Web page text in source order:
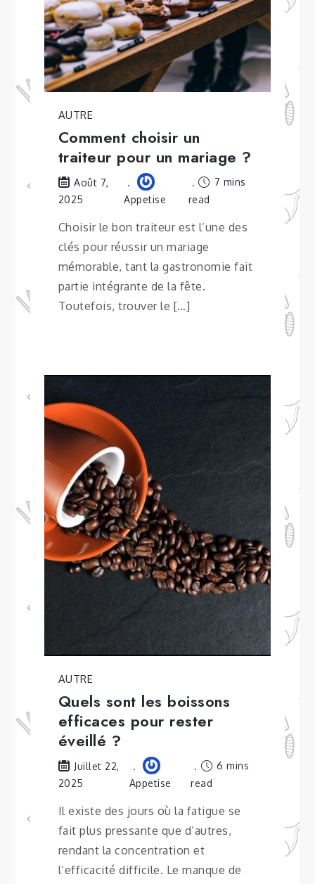
AUTRE
Comment choisir un
traiteur pour un mariage ?
Août 7,
2025
Appetise
7 mins
read
Choisir le bon traiteur est l’une des
clés pour réussir un mariage
mémorable, tant la gastronomie fait
partie intégrante de la fête.
Toutefois, trouver le […]
AUTRE
Quels sont les boissons
efficaces pour rester
éveillé ?
Juillet 22,
2025
Appetise
6 mins
read
Il existe des jours où la fatigue se
fait plus pressante que d’autres,
rendant la concentration et
l’efficacité difficile. Le manque de